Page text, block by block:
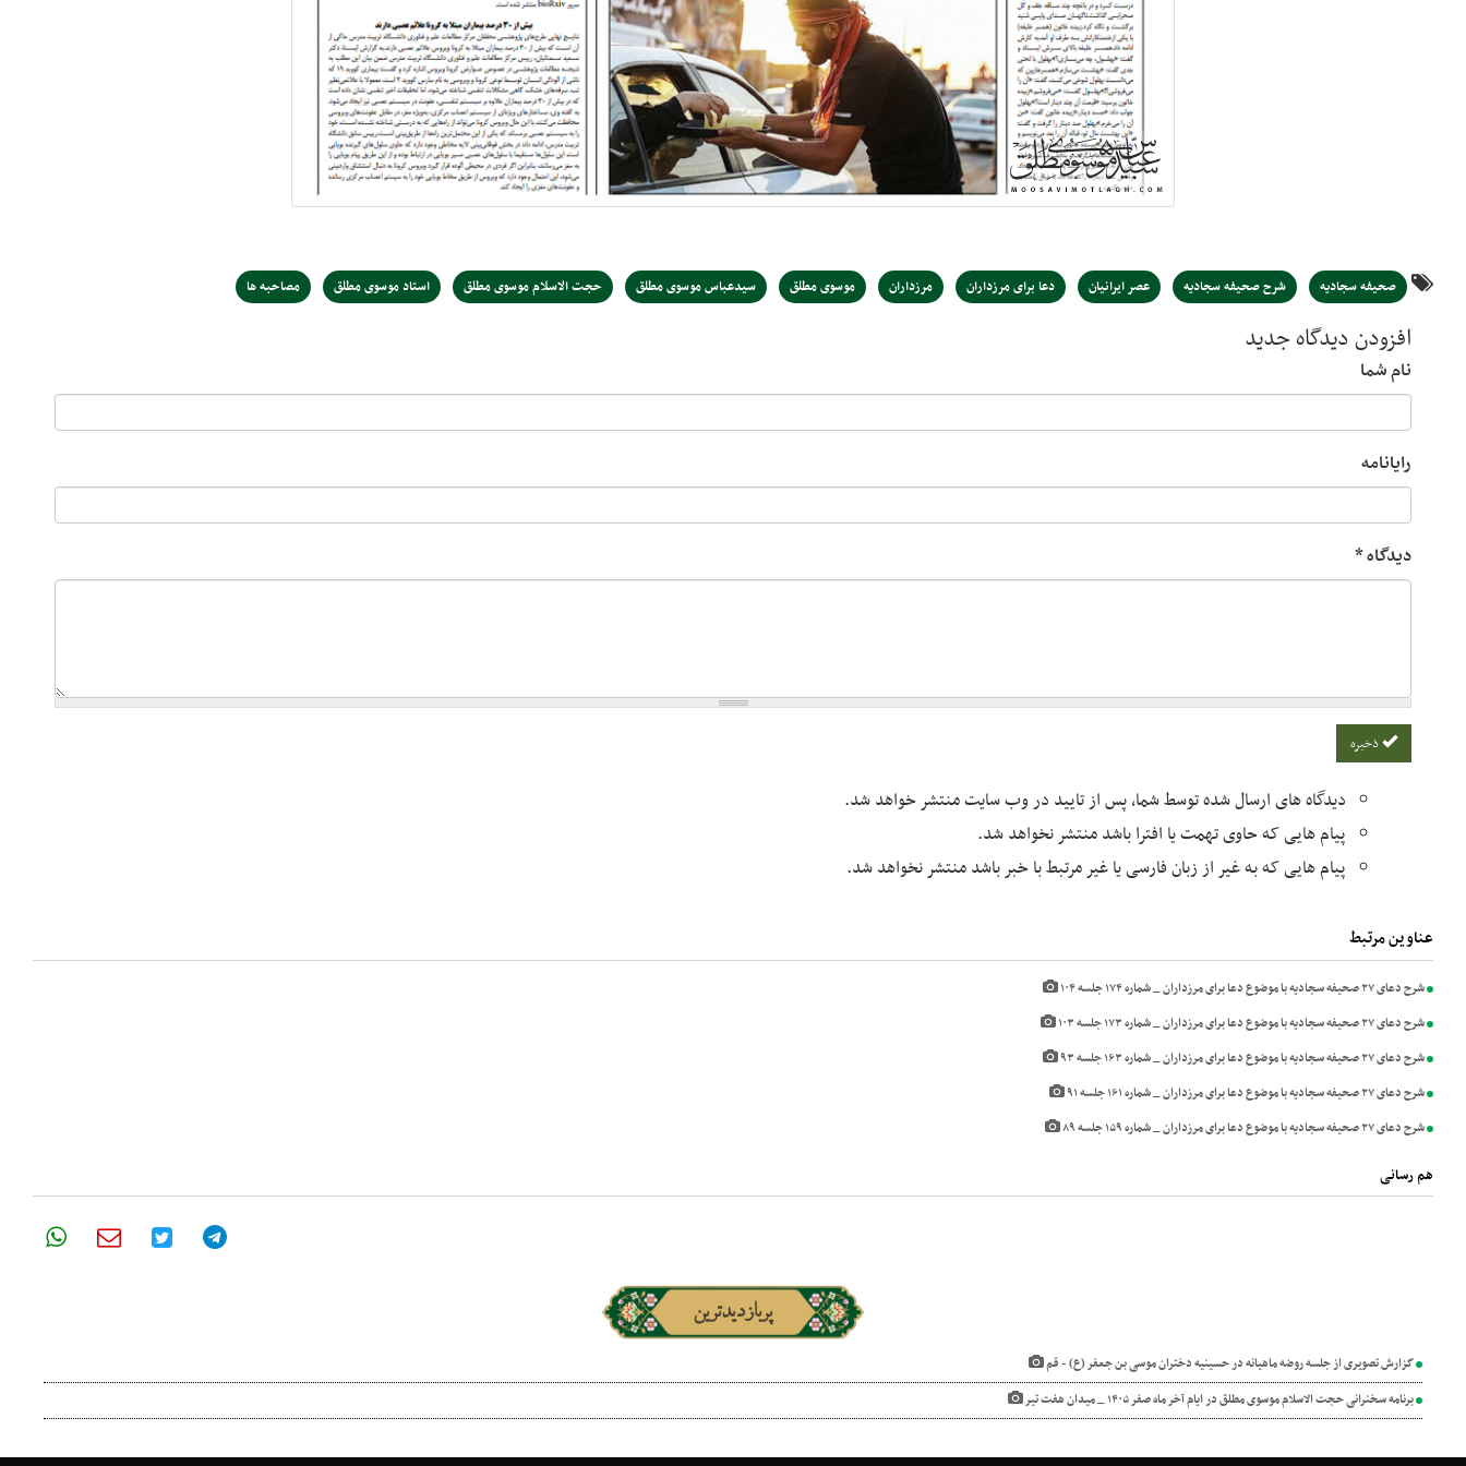
صحیفه سجادیه شرح صحیفه سجادیه عصر ایرانیان دعا برای مرزداران مرزداران موسوی مطلق سیدعباس موسوی مطلق حجت الاسلام موسوی مطلق استاد موسوی مطلق مصاحبه ها
افزودن دیدگاه جدید
نام شما
رایانامه
دیدگاه*
دیدگاه های ارسال شده توسط شما، پس از تایید در وب سایت منتشر خواهد شد.
پیام هایی که حاوی تهمت یا افترا باشد منتشر نخواهد شد.
پیام هایی که به غیر از زبان فارسی یا غیر مرتبط با خبر باشد منتشر نخواهد شد.
عناوین مرتبط
شرح دعای ۲۷ صحیفه سجادیه با موضوع دعا برای مرزداران _ شماره ۱۷۴ جلسه ۱۰۴
شرح دعای ۲۷ صحیفه سجادیه با موضوع دعا برای مرزداران _ شماره ۱۷۳ جلسه ۱۰۳
شرح دعای ۲۷ صحیفه سجادیه با موضوع دعا برای مرزداران _ شماره ۱۶۳ جلسه ۹۳
شرح دعای ۲۷ صحیفه سجادیه با موضوع دعا برای مرزداران _ شماره ۱۶۱ جلسه ۹۱
شرح دعای ۲۷ صحیفه سجادیه با موضوع دعا برای مرزداران _ شماره ۱۵۹ جلسه ۸۹
هم رسانی
پربازدیدترین
گزارش تصویری از جلسه روضه ماهیانه در حسینیه دختران موسی بن جعفر (ع) - قم
برنامه سخنرانی حجت الاسلام موسوی مطلق در ایام آخر ماه صفر ۱۴۰۵ _ میدان هفت تیر